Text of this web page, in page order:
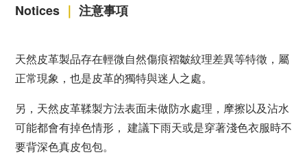
Notices ｜ 注意事項
天然皮革製品存在輕微自然傷痕褶皺紋理差異等特徵，屬
正常現象，也是皮革的獨特與迷人之處。
另，天然皮革鞣製方法表面未做防水處理，摩擦以及沾水
可能都會有掉色情形， 建議下雨天或是穿著淺色衣服時不
要背深色真皮包包。